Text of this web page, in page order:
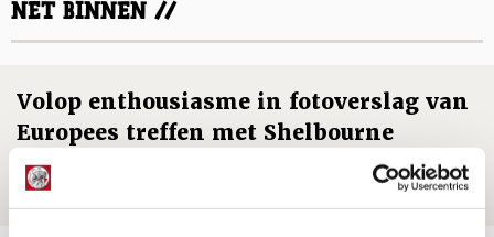
NET BINNEN //
Volop enthousiasme in fotoverslag van
Europees treffen met Shelbourne
07 AUGUSTUS 2026 - 09:00
FOTOVERSLAG